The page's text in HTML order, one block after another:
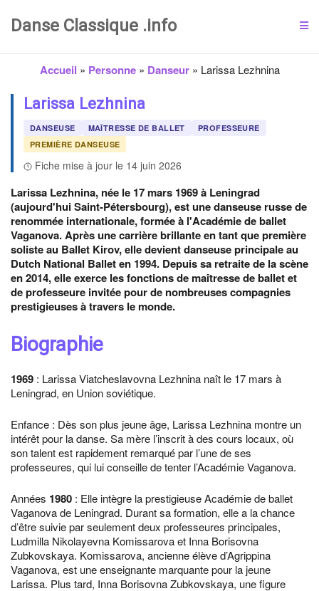
Danse Classique .info
Accueil » Personne» Danseur» Larissa Lezhnina
Larissa Lezhnina
DANSEUSE MAÎTRESSE DE BALLET
PROFESSEURE
PREMIÈRE DANSEUSE
Fiche mise à jour le 14 juin 2026
Larissa Lezhnina, née le 17 mars 1969 à Leningrad
(aujourd'hui Saint-Pétersbourg), est une danseuse russe de
renommée internationale, formée à l'Académie de ballet
Vaganova. Après une carrière brillante en tant que première
soliste au Ballet Kirov, elle devient danseuse principale au
Dutch National Ballet en 1994. Depuis sa retraite de la scène
en 2014, elle exerce les fonctions de maîtresse de ballet et
de professeure invitée pour de nombreuses compagnies
prestigieuses à travers le monde.
Biographie
1969 : Larissa Viatcheslavovna Lezhnina naît le 17 mars à
Leningrad, en Union soviétique.
Enfance : Dès son plus jeune âge, Larissa Lezhnina montre un
intérêt pour la danse. Sa mère l’inscrit à des cours locaux, où
son talent est rapidement remarqué par l’une de ses
professeures, qui lui conseille de tenter l’Académie Vaganova.
Années 1980 : Elle intègre la prestigieuse Académie de ballet
Vaganova de Leningrad. Durant sa formation, elle a la chance
d’être suivie par seulement deux professeures principales,
Ludmilla Nikolayevna Komissarova et Inna Borisovna
Zubkovskaya. Komissarova, ancienne élève d’Agrippina
Vaganova, est une enseignante marquante pour la jeune
Larissa. Plus tard, Inna Borisovna Zubkovskaya, une figure